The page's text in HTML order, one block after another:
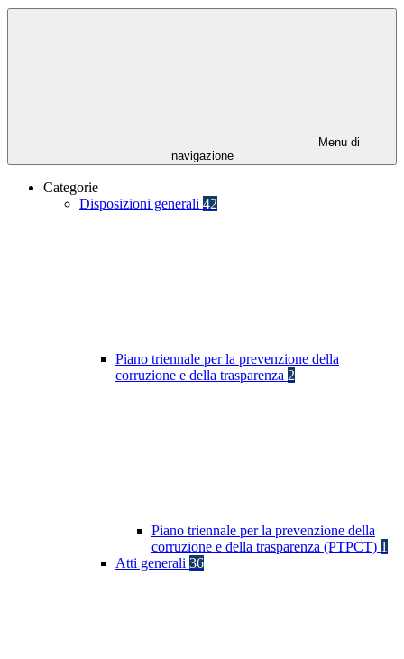
Menu di
navigazione
Categorie
Disposizioni generali 42
Piano triennale per la prevenzione della
corruzione e della trasparenza 2
Piano triennale per la prevenzione della
corruzione e della trasparenza (PTPCT) 1
Atti generali 36